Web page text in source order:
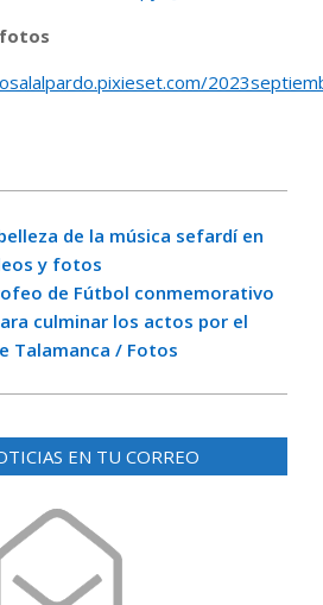
fotos
de la música sefardí en
y fotos
de Fútbol conmemorativo
culminar los actos por el
Talamanca / Fotos
EN TU CORREO